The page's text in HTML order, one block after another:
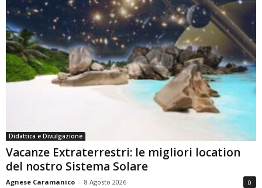
Didattica e Divulgazione
Vacanze Extraterrestri: le migliori location
del nostro Sistema Solare
Agnese Caramanico - 8 Agosto 2026 0